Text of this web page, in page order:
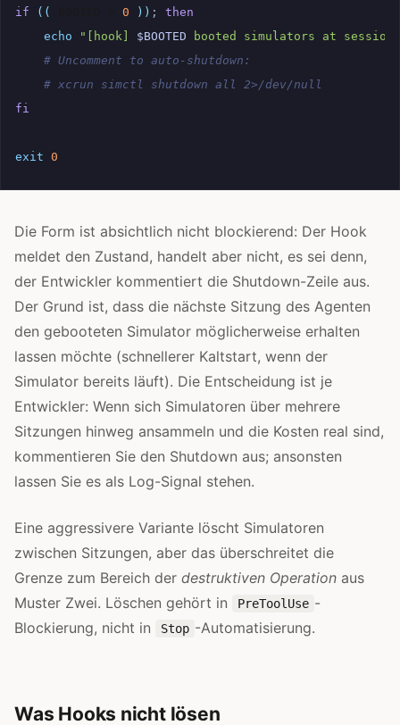
if
(( 0 )) ;
then
echo
"[hook] $BOOTED booted simulators at session
# Uncomment to auto-shutdown:
# xcrun simctl shutdown all 2>/dev/null
fi
exit 0
Die Form ist absichtlich nicht blockierend: Der Hook
meldet den Zustand, handelt aber nicht, es sei denn,
der Entwickler kommentiert die Shutdown-Zeile aus.
Der Grund ist, dass die nächste Sitzung des Agenten
den gebooteten Simulator möglicherweise erhalten
lassen möchte (schnellerer Kaltstart, wenn der
Simulator bereits läuft). Die Entscheidung ist je
Entwickler: Wenn sich Simulatoren über mehrere
Sitzungen hinweg ansammeln und die Kosten real sind,
kommentieren Sie den Shutdown aus; ansonsten
lassen Sie es als Log-Signal stehen.
Eine aggressivere Variante löscht Simulatoren
zwischen Sitzungen, aber das überschreitet die
Grenze zum Bereich der destruktiven Operation aus
Muster Zwei. Löschen gehört in
PreToolUse -
Blockierung, nicht in
Stop -Automatisierung.
Was Hooks nicht lösen